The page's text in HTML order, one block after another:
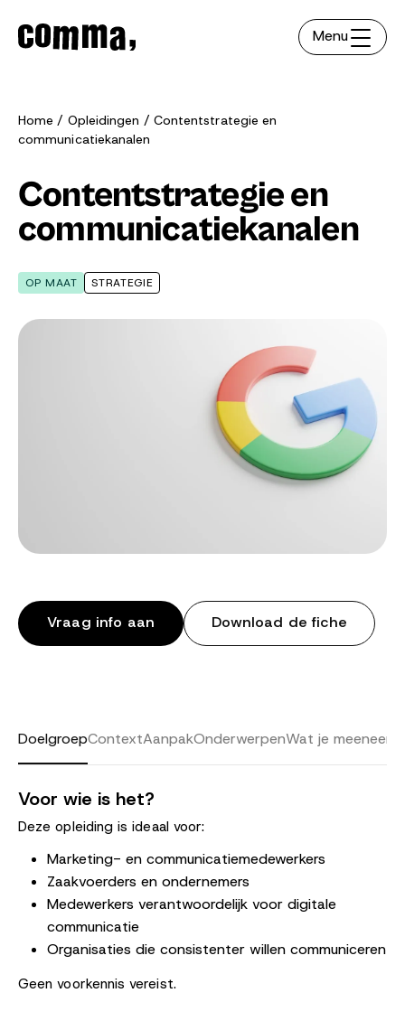
Menu
Home Opleidingen
Contentstrategie en
communicatiekanalen
Contentstrategie en
communicatiekanalen
OP MAAT STRATEGIE
Vraag info aan Download de fiche
DoelgroepContextAanpakOnderwerpenWat je meeneemt
Voor wie is het?
Deze opleiding is ideaal voor:
Marketing- en communicatiemedewerkers
Zaakvoerders en ondernemers
Medewerkers verantwoordelijk voor digitale
communicatie
Organisaties die consistenter willen communiceren
Geen voorkennis vereist.